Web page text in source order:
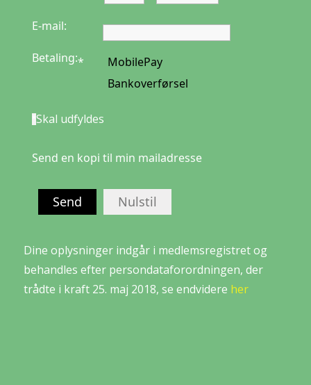
E-mail:
Betaling:*
MobilePay
Bankoverførsel
*Skal udfyldes
Send en kopi til min mailadresse
Send Nulstil
Dine oplysninger indgår i medlemsregistret og
behandles efter persondataforordningen, der
trådte i kraft 25. maj 2018, se endvidere her